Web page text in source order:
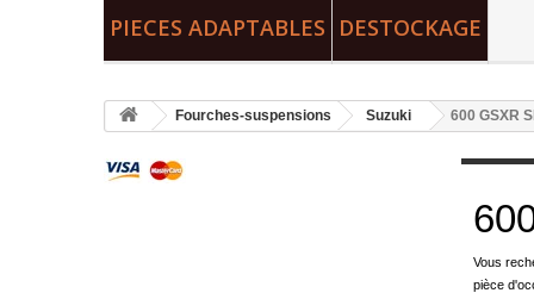
PIECES ADAPTABLES DESTOCKAGE
Fourches-suspensions Suzuki 600 GSXR
Vous
pièce